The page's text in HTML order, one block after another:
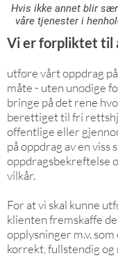
Hvis ikke annet blir
våre tjenester i
Vi er forpliktet til
utføre vårt oppdrag
måte - uten unødige
bringe på det rene
berettiget til fri
offentlige eller
på oppdrag av en viss
oppdragsbekreftelse
vilkår.
For at vi skal kunne
klienten fremskaffe
opplysninger m.v.
korrekt, fullstendig og